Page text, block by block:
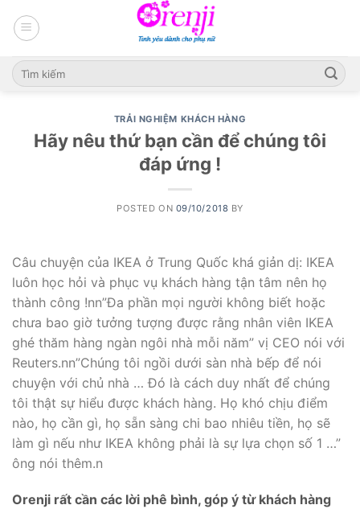
TRẢI NGHIỆM KHÁCH HÀNG
Hãy nêu thứ bạn cần để chúng tôi
đáp ứng !
POSTED ON 09/10/2018 BY
Câu chuyện của IKEA ở Trung Quốc khá giản dị: IKEA
luôn học hỏi và phục vụ khách hàng tận tâm nên họ
thành công !nn”Đa phần mọi người không biết hoặc
chưa bao giờ tưởng tượng được rằng nhân viên IKEA
ghé thăm hàng ngàn ngôi nhà mỗi năm” vị CEO nói với
Reuters.nn”Chúng tôi ngồi dưới sàn nhà bếp để nói
chuyện với chủ nhà … Đó là cách duy nhất để chúng
tôi thật sự hiểu được khách hàng. Họ khó chịu điểm
nào, họ cần gì, họ sẵn sàng chi bao nhiêu tiền, họ sẽ
làm gì nếu như IKEA không phải là sự lựa chọn số 1 …”
ông nói thêm.n
Orenji rất cần các lời phê bình, góp ý từ khách hàng